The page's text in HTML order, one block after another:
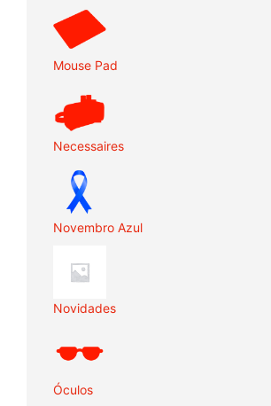
Mouse Pad
Necessaires
Novembro Azul
Novidades
Óculos